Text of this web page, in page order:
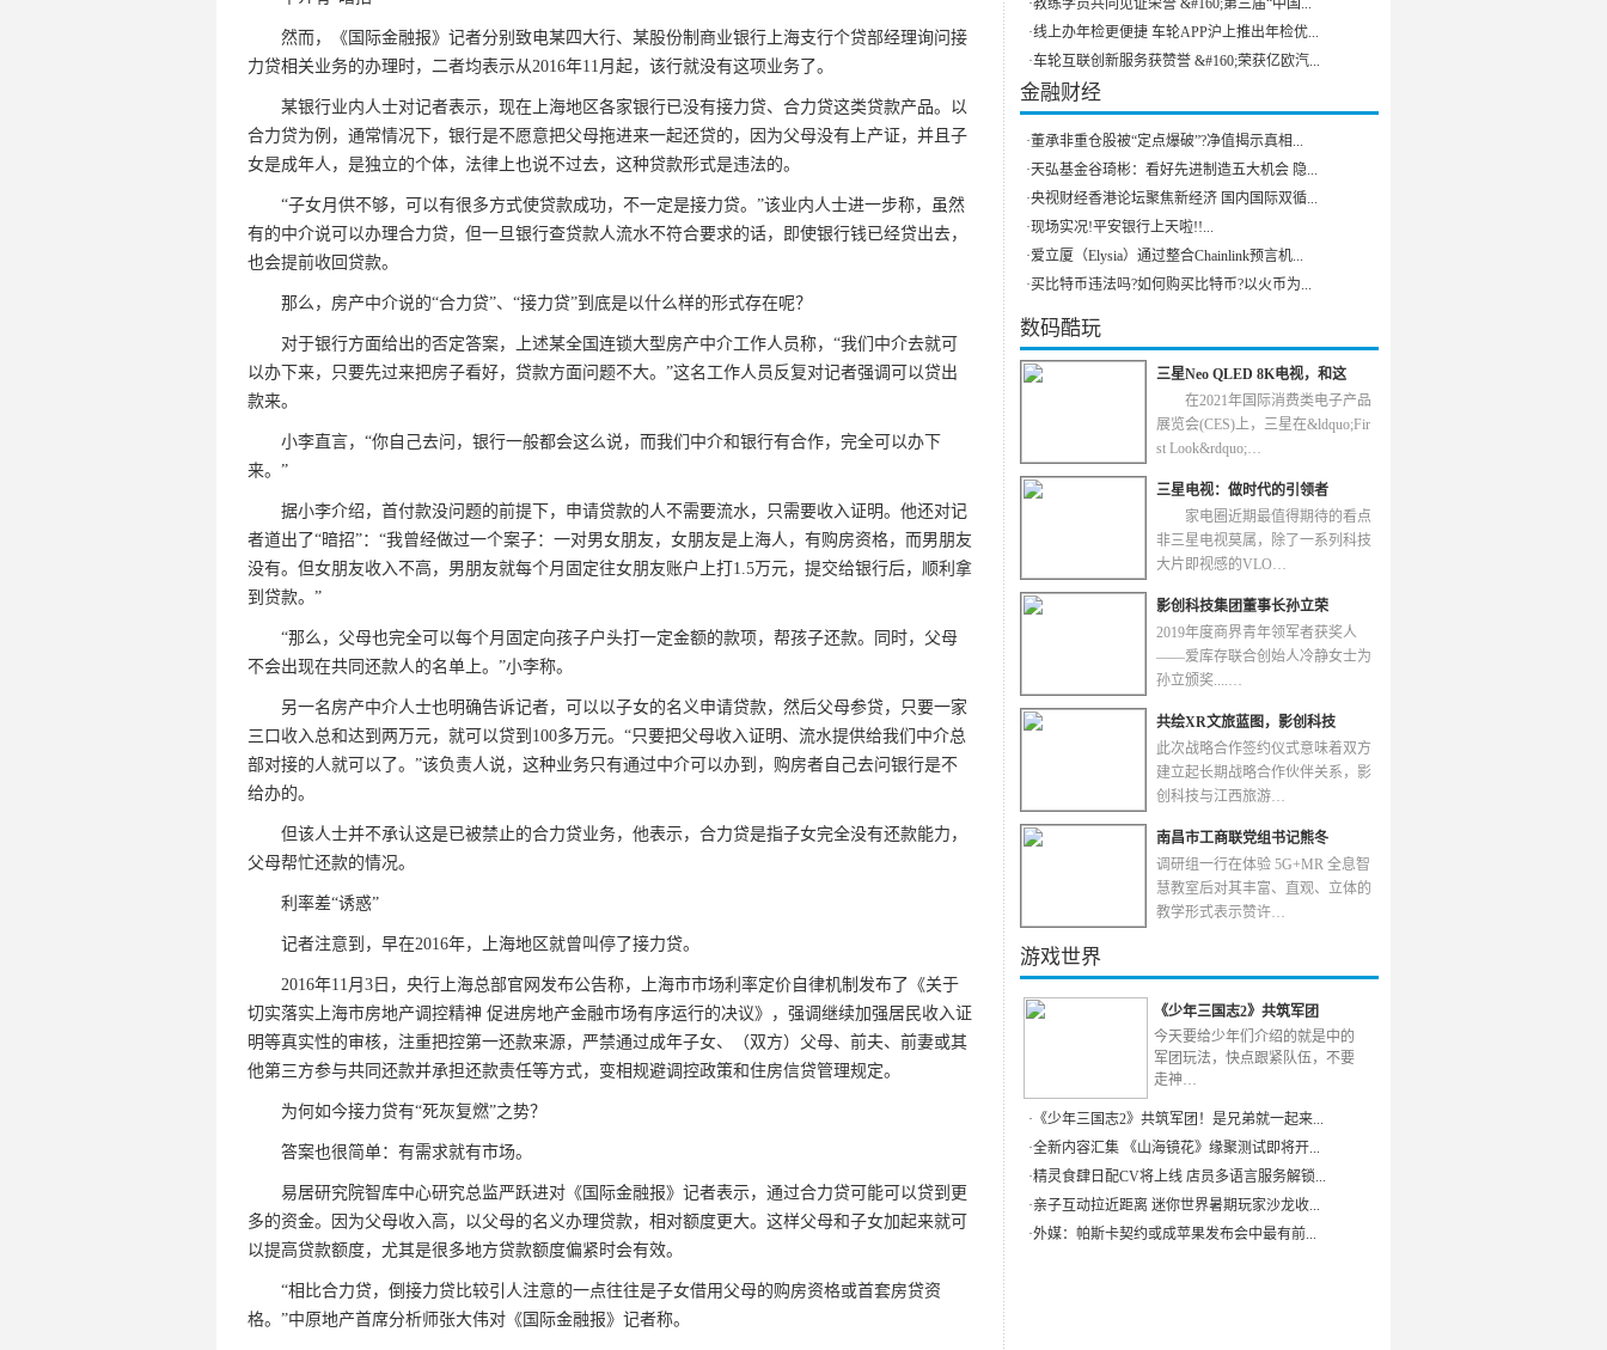
然而，《国际金融报》记者分别致电某四大行、某股份制商业银行上海支行个贷部经理询问接
力贷相关业务的办理时，二者均表示从2016年11月起，该行就没有这项业务了。
某银行业内人士对记者表示，现在上海地区各家银行已没有接力贷、合力贷这类贷款产品。以
合力贷为例，通常情况下，银行是不愿意把父母拖进来一起还贷的，因为父母没有上产证，并且子
女是成年人，是独立的个体，法律上也说不过去，这种贷款形式是违法的。
“子女月供不够，可以有很多方式使贷款成功，不一定是接力贷。”该业内人士进一步称，虽然
有的中介说可以办理合力贷，但一旦银行查贷款人流水不符合要求的话，即使银行钱已经贷出去，
也会提前收回贷款。
那么，房产中介说的“合力贷”、“接力贷”到底是以什么样的形式存在呢？
对于银行方面给出的否定答案，上述某全国连锁大型房产中介工作人员称，“我们中介去就可
以办下来，只要先过来把房子看好，贷款方面问题不大。”这名工作人员反复对记者强调可以贷出
款来。
小李直言，“你自己去问，银行一般都会这么说，而我们中介和银行有合作，完全可以办下
来。”
据小李介绍，首付款没问题的前提下，申请贷款的人不需要流水，只需要收入证明。他还对记
者道出了“暗招”：“我曾经做过一个案子：一对男女朋友，女朋友是上海人，有购房资格，而男朋友
没有。但女朋友收入不高，男朋友就每个月固定往女朋友账户上打1.5万元，提交给银行后，顺利拿
到贷款。”
“那么，父母也完全可以每个月固定向孩子户头打一定金额的款项，帮孩子还款。同时，父母
不会出现在共同还款人的名单上。”小李称。
另一名房产中介人士也明确告诉记者，可以以子女的名义申请贷款，然后父母参贷，只要一家
三口收入总和达到两万元，就可以贷到100多万元。“只要把父母收入证明、流水提供给我们中介总
部对接的人就可以了。”该负责人说，这种业务只有通过中介可以办到，购房者自己去问银行是不
给办的。
但该人士并不承认这是已被禁止的合力贷业务，他表示，合力贷是指子女完全没有还款能力，
父母帮忙还款的情况。
利率差“诱惑”
记者注意到，早在2016年，上海地区就曾叫停了接力贷。
2016年11月3日，央行上海总部官网发布公告称，上海市市场利率定价自律机制发布了《关于
切实落实上海市房地产调控精神 促进房地产金融市场有序运行的决议》，强调继续加强居民收入证
明等真实性的审核，注重把控第一还款来源，严禁通过成年子女、（双方）父母、前夫、前妻或其
他第三方参与共同还款并承担还款责任等方式，变相规避调控政策和住房信贷管理规定。
为何如今接力贷有“死灰复燃”之势？
答案也很简单：有需求就有市场。
易居研究院智库中心研究总监严跃进对《国际金融报》记者表示，通过合力贷可能可以贷到更
多的资金。因为父母收入高，以父母的名义办理贷款，相对额度更大。这样父母和子女加起来就可
以提高贷款额度，尤其是很多地方贷款额度偏紧时会有效。
“相比合力贷，倒接力贷比较引人注意的一点往往是子女借用父母的购房资格或首套房贷资
格。”中原地产首席分析师张大伟对《国际金融报》记者称。
·教练学员共同见证荣誉 &#160;第三届“中国...
·线上办年检更便捷 车轮APP沪上推出年检优...
·车轮互联创新服务获赞誉 &#160;荣获亿欧汽...
金融财经
·董承非重仓股被“定点爆破”?净值揭示真相...
·天弘基金谷琦彬：看好先进制造五大机会 隐...
·央视财经香港论坛聚焦新经济 国内国际双循...
·现场实况!平安银行上天啦!!...
·爱立厦（Elysia）通过整合Chainlink预言机...
·买比特币违法吗?如何购买比特币?以火币为...
数码酷玩
三星Neo QLED 8K电视，和这
在2021年国际消费类电子产品
展览会(CES)上，三星在&ldquo;Fir
st Look&rdquo;…
三星电视：做时代的引领者
家电圈近期最值得期待的看点
非三星电视莫属，除了一系列科技
大片即视感的VLO…
影创科技集团董事长孙立荣
2019年度商界青年领军者获奖人
——爱库存联合创始人冷静女士为
孙立颁奖....…
共绘XR文旅蓝图，影创科技
此次战略合作签约仪式意味着双方
建立起长期战略合作伙伴关系，影
创科技与江西旅游…
南昌市工商联党组书记熊冬
调研组一行在体验 5G+MR 全息智
慧教室后对其丰富、直观、立体的
教学形式表示赞许…
游戏世界
《少年三国志2》共筑军团
今天要给少年们介绍的就是中的
军团玩法，快点跟紧队伍，不要
走神…
· 《少年三国志2》共筑军团！是兄弟就一起来...
·全新内容汇集 《山海镜花》缘聚测试即将开...
·精灵食肆日配CV将上线 店员多语言服务解锁...
·亲子互动拉近距离 迷你世界暑期玩家沙龙收...
·外媒：帕斯卡契约或成苹果发布会中最有前...